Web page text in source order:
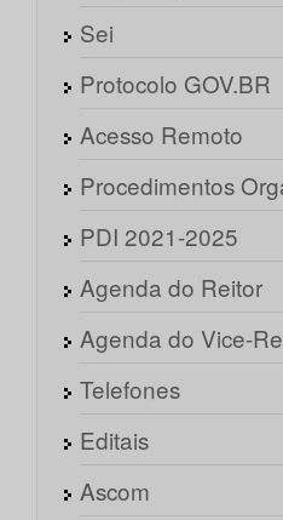
Sei
Protocolo GOV.BR
Acesso Remoto
Procedimentos
PDI 2021-2025
Agenda do Reitor
Agenda do Vice-
Telefones
Editais
Ascom